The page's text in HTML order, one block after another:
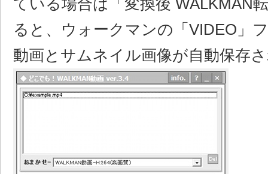
ると、ウォークマンの「VIDEO」
動画とサムネイル画像が自動保存